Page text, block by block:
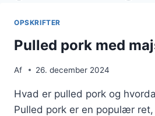
OPSKRIFTER
Pulled pork med
Af 26. december 2024
Hvad er pulled pork og
Pulled pork er en populær